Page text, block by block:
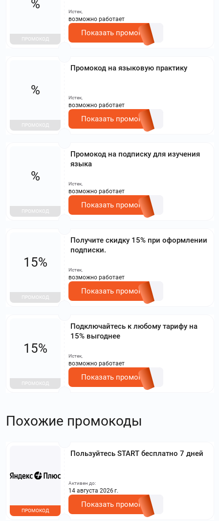
%
ПРОМОКОД
Истек,
возможно работает
Показать промокод
Промокод на языковую практику
%
ПРОМОКОД
Истек,
возможно работает
Показать промокод
Промокод на подписку для изучения
языка
%
ПРОМОКОД
Истек,
возможно работает
Показать промокод
Получите скидку 15% при оформлении
подписки.
15%
ПРОМОКОД
Истек,
возможно работает
Показать промокод
Подключайтесь к любому тарифу на
15% выгоднее
15%
ПРОМОКОД
Истек,
возможно работает
Показать промокод
Похожие промокоды
Пользуйтесь START бесплатно 7 дней
ПРОМОКОД
Активен до:
14 августа 2026 г.
Показать промокод